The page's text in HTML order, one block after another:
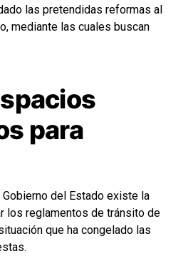
las pretendidas reformas al
mediante las cuales buscan
para
del Estado existe la
los reglamentos de tránsito de
que ha congelado las